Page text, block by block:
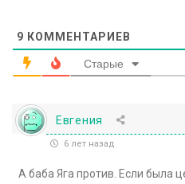
9 КОММЕНТАРИЕВ
Старые
Евгения
6 лет назад
А баба Яга против. Если была